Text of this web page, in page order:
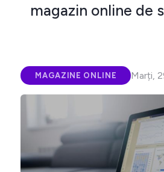
magazin online de
MAGAZINE ONLINE Marți,